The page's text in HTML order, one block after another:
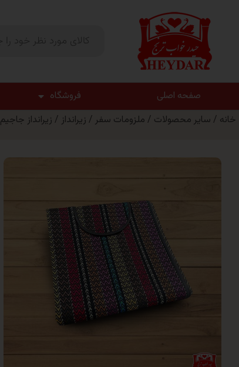
صفحه اصلی فروشگاه
خانه / سایر محصولات / ملزومات سفر / زیرانداز / زیرانداز جاجیم6نفره (4یارد)